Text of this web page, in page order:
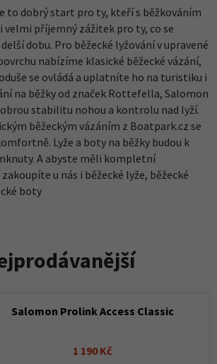
to dobrý start pro ty, kteří s běžkováním
velmi příjemný zážitek pro ty, co se
dobu. Pro běžecké lyžování v upravené
nabízíme klasické běžecké vázání,
se ovládá a uplatníte ho na turistiku i
na běžky od značek Rottefella, Salomon
stabilitu nohou a kontrolu nad lyží.
běžeckým vázáním z Boatpark.cz se
Lyže a boty na běžky budou k
A abyste měli kompletní
u nás i běžecké lyže, běžecké
boty
Salomon Prolink Access Classic
1 190 Kč